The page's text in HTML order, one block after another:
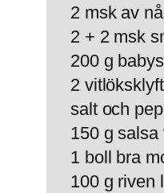
2 msk av
2 + 2 msk
200 g
2
salt och
150 g salsa
1 boll bra
100 g riven